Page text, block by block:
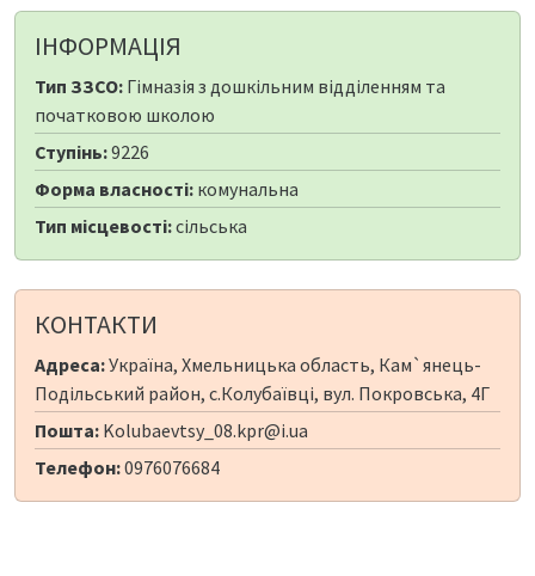
ІНФОРМАЦІЯ
Тип ЗЗСО: Гімназія з дошкільним відділенням та
початковою школою
Ступінь:9226
Форма власності: комунальна
Тип місцевості:сільська
КОНТАКТИ
Адреса:Україна, Хмельницька область, Кам`янець-
Подільський район, с.Колубаївці, вул. Покровська, 4Г
Пошта: Kolubaevtsy_08.kpr@i.ua
Телефон:0976076684